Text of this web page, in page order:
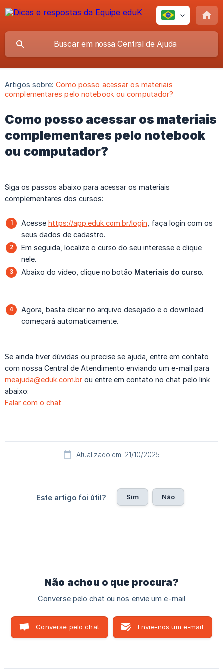
Artigos sobre: Como posso acessar os materiais
complementares pelo notebook ou computador?
Como posso acessar os materiais
complementares pelo notebook
ou computador?
Siga os passos abaixo para acessar os materiais
complementares dos cursos:
Acesse https://app.eduk.com.br/login , faça login com os
seus dados de cadastro.
Em seguida, localize o curso do seu interesse e clique
nele.
Abaixo do vídeo, clique no botão Materiais do curso.
Agora, basta clicar no arquivo desejado e o download
começará automaticamente.
Se ainda tiver dúvidas ou precise se ajuda, entre em contato
com nossa Central de Atendimento enviando um e-mail para
meajuda@eduk.com.br ou entre em contato no chat pelo link
abaixo:
Falar com o chat
Atualizado em: 21/10/2025
Este artigo foi útil? Sim Não
Não achou o que procura?
Converse pelo chat ou nos envie um e-mail
Converse pelo chat Envie-nos um e-mail